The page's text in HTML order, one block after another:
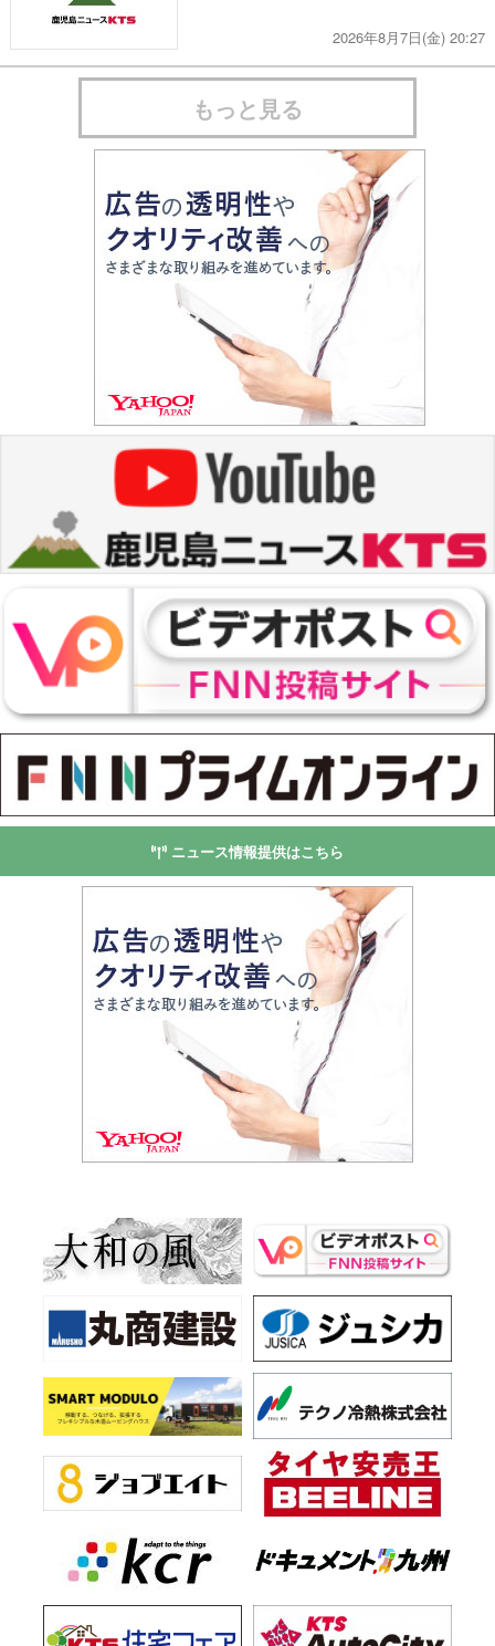
2026年8月7日(金) 20:27
もっと見る
ニュース情報提供はこちら